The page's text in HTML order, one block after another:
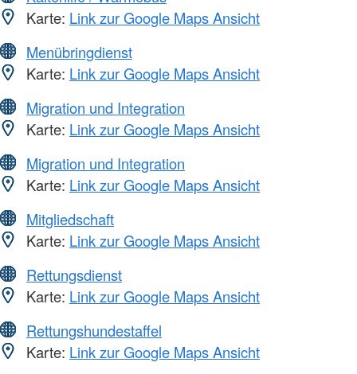
Karte: Link zur Google Maps Ansicht
Menübringdienst
Karte: Link zur Google Maps Ansicht
Migration und Integration
Karte: Link zur Google Maps Ansicht
Migration und Integration
Karte: Link zur Google Maps Ansicht
Mitgliedschaft
Karte: Link zur Google Maps Ansicht
Rettungsdienst
Karte: Link zur Google Maps Ansicht
Rettungshundestaffel
Karte: Link zur Google Maps Ansicht